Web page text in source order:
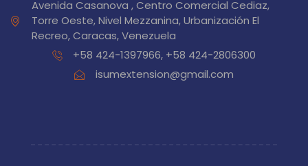
Avenida Casanova , Centro Comercial Cediaz,
Torre Oeste, Nivel Mezzanina, Urbanización El
Recreo, Caracas, Venezuela
+58 424-1397966, +58 424-2806300
isumextension@gmail.com